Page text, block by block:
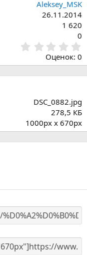
Aleksey_MSK
26.11.2014
1 620
0
0
д
Оценок: 0
DSC_0882.jpg
278,5 КБ
1000px x 670px
почта